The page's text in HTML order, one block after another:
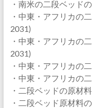
・南米の二段ベッド
・中東・アフリカの
2031)
・中東・アフリカの
2031)
・中東・アフリカの
・中東・アフリカの
・二段ベッドの原材料
・二段ベッド原材料